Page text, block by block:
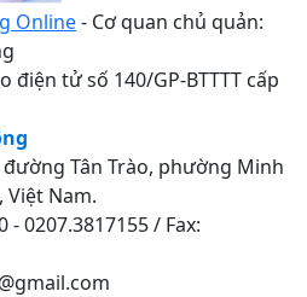
Online- Cơ quan chủ quản:
điện tử số 140/GP-BTTTT cấp
đường Tân Trào, phường Minh
Việt Nam.
0207.3817155 / Fax: